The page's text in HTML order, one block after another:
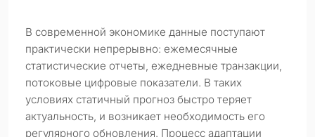
В современной экономике данные поступают
практически непрерывно: ежемесячные
статистические отчеты, ежедневные транзакции,
потоковые цифровые показатели. В таких
условиях статичный прогноз быстро теряет
актуальность, и возникает необходимость его
регулярного обновления. Процесс адаптации